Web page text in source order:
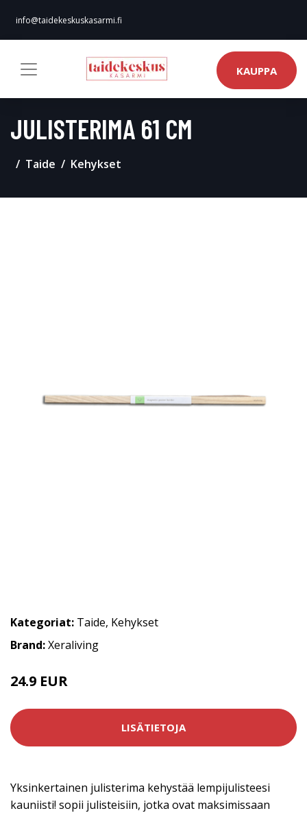
info@taidekeskuskasarmi.fi
KAUPPA
JULISTERIMA 61 CM
Taide Kehykset
Kategoriat: Taide, Kehykset
Brand:Xeraliving
24.9 EUR
LISÄTIETOJA
Yksinkertainen julisterima kehystää lempijulisteesi
kauniisti! sopii julisteisiin, jotka ovat maksimissaan